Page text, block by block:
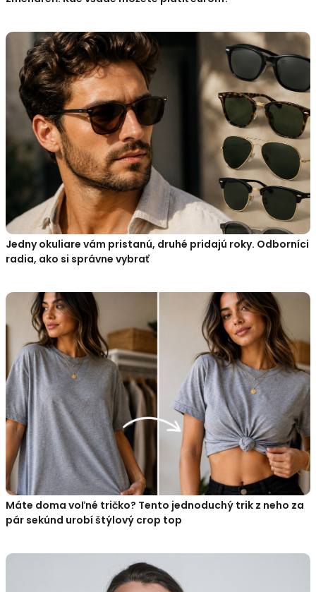
Jedny okuliare vám pristanú, druhé pridajú roky. Odborníci
radia, ako si správne vybrať
Máte doma voľné tričko? Tento jednoduchý trik z neho za
pár sekúnd urobí štýlový crop top